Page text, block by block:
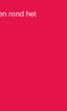
rond het